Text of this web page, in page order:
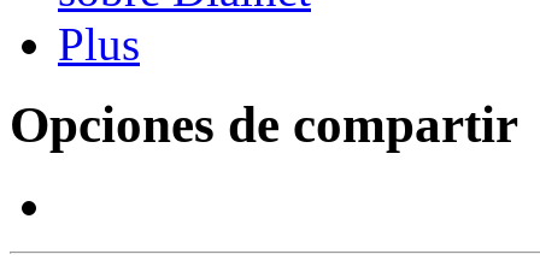
Opciones de compartir